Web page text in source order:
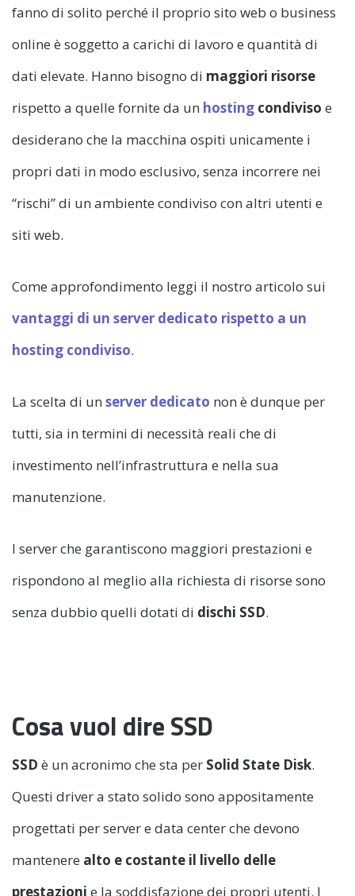
fanno di solito perché il proprio sito web o business
online è soggetto a carichi di lavoro e quantità di
dati elevate. Hanno bisogno di maggiori risorse
rispetto a quelle fornite da un hosting condiviso e
desiderano che la macchina ospiti unicamente i
propri dati in modo esclusivo, senza incorrere nei
“rischi” di un ambiente condiviso con altri utenti e
siti web.
Come approfondimento leggi il nostro articolo sui
vantaggi di un server dedicato rispetto a un
hosting condiviso.
La scelta di un server dedicato non è dunque per
tutti, sia in termini di necessità reali che di
investimento nell’infrastruttura e nella sua
manutenzione.
I server che garantiscono maggiori prestazioni e
rispondono al meglio alla richiesta di risorse sono
senza dubbio quelli dotati di dischi SSD.
Cosa vuol dire SSD
SSD è un acronimo che sta per Solid State Disk.
Questi driver a stato solido sono appositamente
progettati per server e data center che devono
mantenere alto e costante il livello delle
prestazioni e la soddisfazione dei propri utenti. I